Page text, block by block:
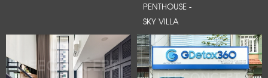
PENTHOUSE -
SKY VILLA